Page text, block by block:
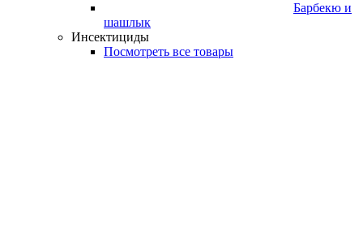
Барбекю и
шашлык
Инсектициды
Посмотреть все товары